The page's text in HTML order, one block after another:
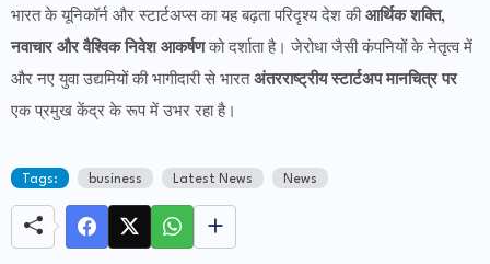
भारत के यूनिकॉर्न और स्टार्टअप्स का यह बढ़ता परिदृश्य देश कीआर्थिक शक्ति,
नवाचार और वैश्विक निवेश आकर्षणको दर्शाता है। जेरोधा जैसी कंपनियों के नेतृत्व में
और नए युवा उद्यमियों की भागीदारी से भारतअंतरराष्ट्रीय स्टार्टअप मानचित्र पर
एक प्रमुख केंद्र के रूप में उभर रहा है।
Tags: business Latest News News